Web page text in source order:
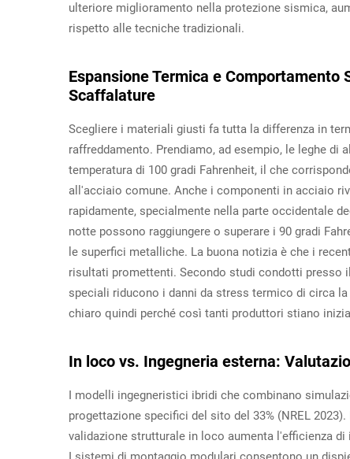
ulteriore miglioramento nella protezione sismica,
rispetto alle tecniche tradizionali.
Espansione Termica e
Scaffalature
Scegliere i materiali giusti fa tutta la differenza in
raffreddamento. Prendiamo, ad esempio, le leghe di
temperatura di 100 gradi Fahrenheit, il che
all'acciaio comune. Anche i componenti in acciaio
rapidamente, specialmente nella parte occidentale
notte possono raggiungere o superare i 90 gradi
le superfici metalliche. La buona notizia è che i
risultati promettenti. Secondo studi condotti presso
speciali riducono i danni da stress termico di circa
chiaro quindi perché così tanti produttori stiano
In loco vs. Ingegneria esterna:
I modelli ingegneristici ibridi che combinano
progettazione specifici del sito del 33% (NREL
validazione strutturale in loco aumenta l'efficienza